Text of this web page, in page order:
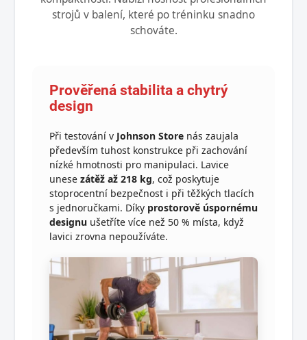
strojů v balení, které po tréninku snadno
schováte.
Prověřená stabilita a chytrý
design
Při testování v Johnson Store nás zaujala
především tuhost konstrukce při zachování
nízké hmotnosti pro manipulaci. Lavice
unese zátěž až 218 kg, což poskytuje
stoprocentní bezpečnost i při těžkých tlacích
s jednoručkami. Díky prostorově úspornému
designu ušetříte více než 50 % místa, když
lavici zrovna nepoužíváte.